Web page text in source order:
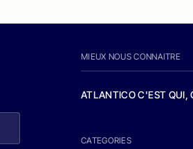
MIEUX NOUS CONNAITRE
ATLANTICO C'EST QUI,
CATEGORIES